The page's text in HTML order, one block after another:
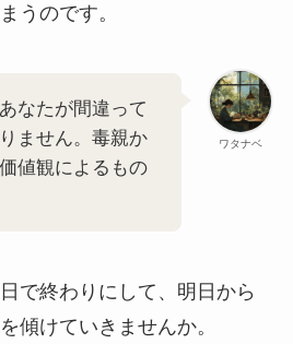
うのです。
ワタナベ
なたが間違って
ません。毒親か
値観によるもの
で終わりにして、明日から
傾けていきませんか。